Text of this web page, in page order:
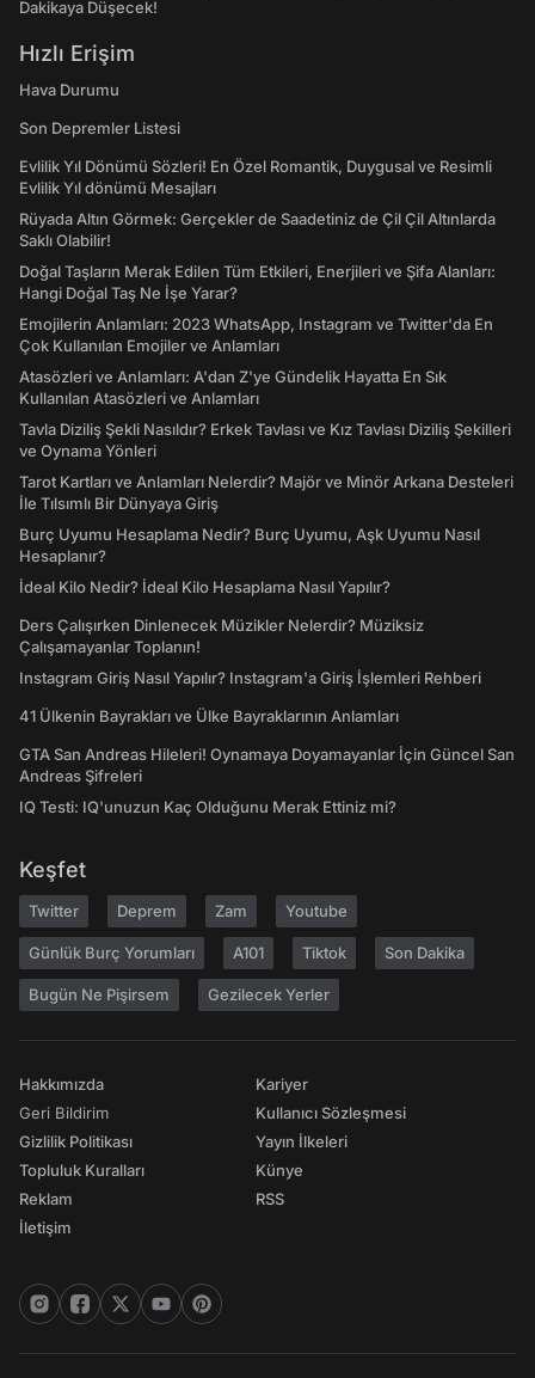
Dakikaya Düşecek!
Hızlı Erişim
Hava Durumu
Son Depremler Listesi
Evlilik Yıl Dönümü Sözleri! En Özel Romantik, Duygusal ve Resimli
Evlilik Yıl dönümü Mesajları
Rüyada Altın Görmek: Gerçekler de Saadetiniz de Çil Çil Altınlarda
Saklı Olabilir!
Doğal Taşların Merak Edilen Tüm Etkileri, Enerjileri ve Şifa Alanları:
Hangi Doğal Taş Ne İşe Yarar?
Emojilerin Anlamları: 2023 WhatsApp, Instagram ve Twitter'da En
Çok Kullanılan Emojiler ve Anlamları
Atasözleri ve Anlamları: A'dan Z'ye Gündelik Hayatta En Sık
Kullanılan Atasözleri ve Anlamları
Tavla Diziliş Şekli Nasıldır? Erkek Tavlası ve Kız Tavlası Diziliş Şekilleri
ve Oynama Yönleri
Tarot Kartları ve Anlamları Nelerdir? Majör ve Minör Arkana Desteleri
İle Tılsımlı Bir Dünyaya Giriş
Burç Uyumu Hesaplama Nedir? Burç Uyumu, Aşk Uyumu Nasıl
Hesaplanır?
İdeal Kilo Nedir? İdeal Kilo Hesaplama Nasıl Yapılır?
Ders Çalışırken Dinlenecek Müzikler Nelerdir? Müziksiz
Çalışamayanlar Toplanın!
Instagram Giriş Nasıl Yapılır? Instagram'a Giriş İşlemleri Rehberi
41 Ülkenin Bayrakları ve Ülke Bayraklarının Anlamları
GTA San Andreas Hileleri! Oynamaya Doyamayanlar İçin Güncel San
Andreas Şifreleri
IQ Testi: IQ'unuzun Kaç Olduğunu Merak Ettiniz mi?
Keşfet
Twitter Deprem Zam Youtube
Günlük Burç Yorumları A101 Tiktok Son Dakika
Bugün Ne Pişirsem Gezilecek Yerler
Hakkımızda
Geri Bildirim
Gizlilik Politikası
Topluluk Kuralları
Reklam
İletişim
Kariyer
Kullanıcı Sözleşmesi
Yayın İlkeleri
Künye
RSS